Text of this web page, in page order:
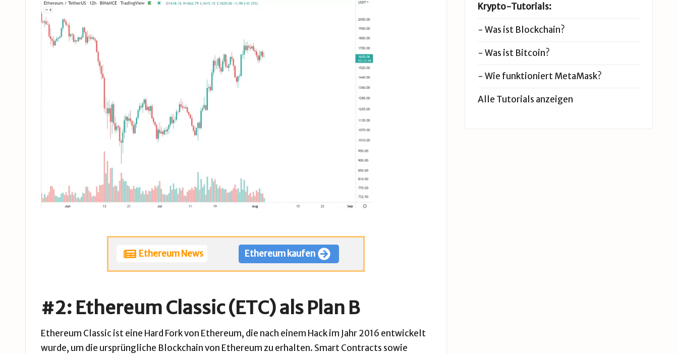
Ethereum News Ethereum kaufen
#2: Ethereum Classic (ETC) als Plan B
Ethereum Classic ist eine Hard Fork von Ethereum, die nach einem Hack im Jahr 2016 entwickelt
wurde, um die ursprüngliche Blockchainvon Ethereum zu erhalten. Smart Contracts sowie
Krypto-Tutorials:
- Was ist Blockchain?
- Was ist Bitcoin?
- Wie funktioniert MetaMask?
Alle Tutorials anzeigen